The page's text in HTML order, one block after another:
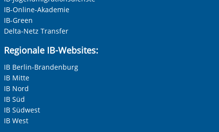
IB-Online-Akademie
IB-Green
Delta-Netz Transfer
Regionale IB-Websites:
IB Berlin-Brandenburg
IB Mitte
IB Nord
IB Süd
IB Südwest
IB West